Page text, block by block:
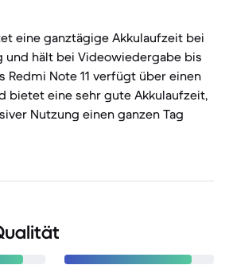
eine ganztägige Akkulaufzeit bei
und hält bei Videowiedergabe bis
Redmi Note 11 verfügt über einen
bietet eine sehr gute Akkulaufzeit,
Nutzung einen ganzen Tag